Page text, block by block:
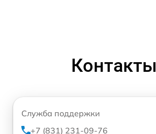
Контакты
Служба поддержки
+7 (831) 231-09-76